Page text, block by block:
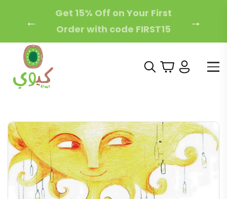
←
Free Local Shipping on
Orders Over 200 AED!
→